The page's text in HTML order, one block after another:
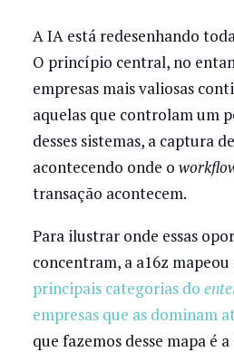
A IA está redesenhando
O princípio central, no
empresas mais valiosas
aquelas que controlam um
desses sistemas, a captura
acontecendo onde o
transação acontecem.
Para ilustrar onde essas
concentram, a a16z mapeou
principais categorias do
empresas que as dominam
que fazemos desse mapa é